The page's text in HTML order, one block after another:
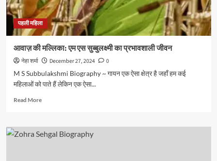
पहली महिला
आवाज़ की मल्लिका: एम एस सुब्बुलक्ष्मी का प्रभावशाली जीवन
नेहा शर्मा December 27, 2024
0
M S Subbulakshmi Biography ~ गायन एक ऐसा क्षेत्र है जहाँ हम कई
महिलाओं को पाते हैं लेकिन एक ऐसा...
Read MoreRead
आवाज़
की